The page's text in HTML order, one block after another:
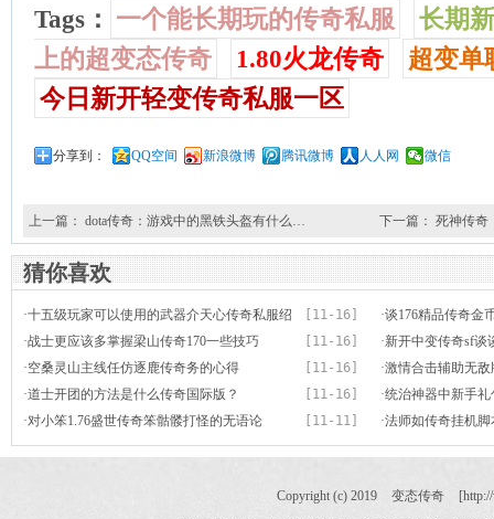
Tags： 一个能长期玩的传奇私服
长期
上的超变态传奇
1.80火龙传奇
超变单
今日新开轻变传奇私服一区
分享到： QQ空间 新浪微博 腾讯微博 人人网 微信
上一篇： dota传奇：游戏中的黑铁头盔有什么… 下一篇： 死神传奇
猜你喜欢
[11-16]
·十五级玩家可以使用的武器介天心传奇私服绍 ·谈176精品传奇金
[11-16]
·战士更应该多掌握梁山传奇170一些技巧 ·新开中变传奇sf谈
[11-16]
·空桑灵山主线任仿逐鹿传奇务的心得 ·激情合击辅助无
[11-16]
·道士开团的方法是什么传奇国际版？ ·统治神器中新手
[11-11]
·对小笨1.76盛世传奇笨骷髅打怪的无语论 ·法师如传奇挂机
Copyright (c) 2019 变态传奇